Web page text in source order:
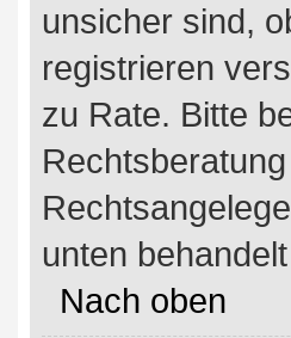
unsicher sind,
registrieren
zu Rate. Bitte
unten
Nach oben